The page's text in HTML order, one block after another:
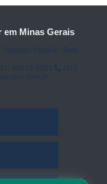
em Minas Gerais